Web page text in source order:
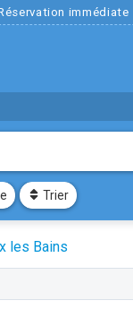
immédiate
Trier
les Bains